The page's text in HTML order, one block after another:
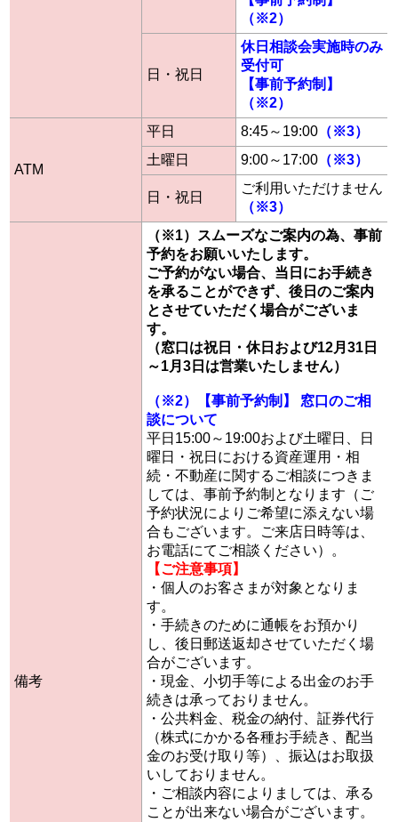
（※2）
日・祝日
休日相談会実施時のみ
受付可
【事前予約制】
（※2）
ATM
平日 8:45～19:00 （※3）
土曜日
9:00～17:00 （※3）
日・祝日
ご利用いただけません
（※3）
備考
（※1）スムーズなご案内の為、事前
予約をお願いいたします。
ご予約がない場合、当日にお手続き
を承ることができず、後日のご案内
とさせていただく場合がございま
す。
（窓口は祝日・休日および12月31日
～1月3日は営業いたしません）
（※2）【事前予約制】 窓口のご相
談について
平日15:00～19:00および土曜日、日
曜日・祝日における資産運用・相
続・不動産に関するご相談につきま
しては、事前予約制となります（ご
予約状況によりご希望に添えない場
合もございます。ご来店日時等は、
お電話にてご相談ください）。
【ご注意事項】
・個人のお客さまが対象となりま
す。
・手続きのために通帳をお預かり
し、後日郵送返却させていただく場
合がございます。
・現金、小切手等による出金のお手
続きは承っておりません。
・公共料金、税金の納付、証券代行
（株式にかかる各種お手続き、配当
金のお受け取り等）、振込はお取扱
いしておりません。
・ご相談内容によりましては、承る
ことが出来ない場合がございます。